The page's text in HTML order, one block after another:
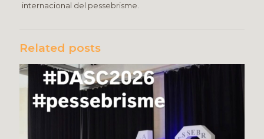
internacional del pessebrisme.
Related posts